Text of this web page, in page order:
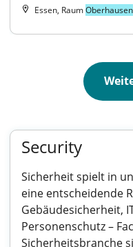
Essen, RaumOberhausen
Security
Sicherheit spielt in
eine entscheidende
Gebäudesicherheit,
Personenschutz –
Sicherheitsbranche